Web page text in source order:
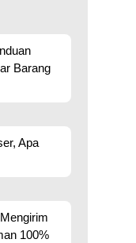
Barang
Apa
100%